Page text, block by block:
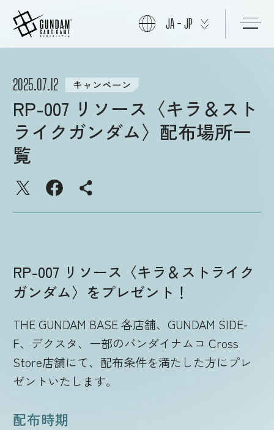
商品情報
ニュース
カード
イベント
ショップ
JA - JP
2025.07.12 キャンペーン
RP-007 リソース〈キラ＆スト
ライクガンダム〉配布場所一
覧
RP-007 リソース〈キラ＆ストライク
ガンダム〉をプレゼント！
THE GUNDAM BASE 各店舗、GUNDAM SIDE-
F、デクスタ、一部のバンダイナムコ Cross
Store店舗にて、配布条件を満たした方にプレ
ゼントいたします。
配布時期